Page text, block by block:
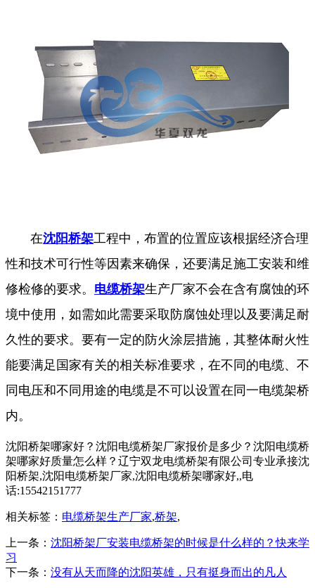
在沈阳桥架工程中，布置的位置应该根据经济合理
性和技术可行性等因素来确保，还要满足施工安装和维
修检修的要求。 电缆桥架生产厂家不会在含有腐蚀的环
境中使用，如需如此需要采取防腐蚀处理以及要满足耐
久性的要求。要有一定的防火涂层措施，其整体耐火性
能要满足国家有关的相关标准要求，在不同的电缆、不
同电压和不同用途的电缆是不可以设置在同一电缆架桥
内。
沈阳桥架哪家好？沈阳电缆桥架厂家报价是多少？沈阳电缆桥
架哪家好质量怎么样？辽宁双龙电缆桥架有限公司专业承接沈
阳桥架,沈阳电缆桥架厂家,沈阳电缆桥架哪家好,,电
话:15542151777
相关标签： 电缆桥架生产厂家,桥架,
上一条： 沈阳桥架厂安装电缆桥架的时候是什么样的？快来学
习
下一条： 没有从天而降的沈阳英雄，只有挺身而出的凡人